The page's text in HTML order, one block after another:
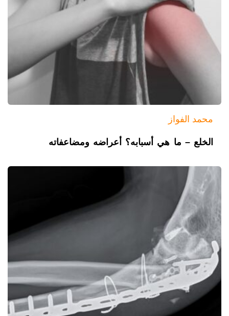
محمد الفواز
الخلع – ما هي أسبابه؟ أعراضه ومضاعفاته